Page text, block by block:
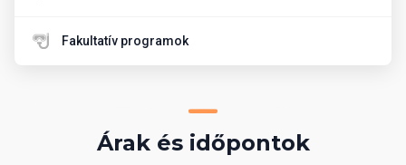
Fakultatív programok
Árak és időpontok